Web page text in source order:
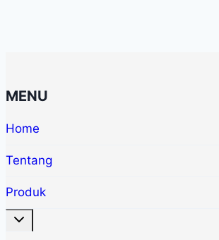
MENU
Home
Tentang
Produk
Toggle